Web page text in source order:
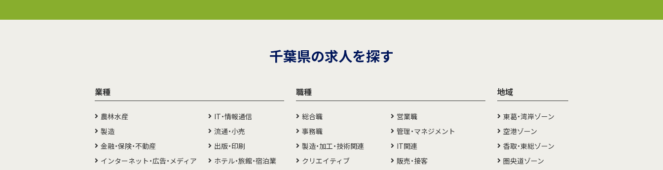
千葉県の求人を探す
業種
農林水産
IT・情報通信
製造
流通・小売
金融・保険・不動産
出版・印刷
インターネット・広告・メディア
ホテル・旅館・宿泊業
職種
総合職
営業職
事務職
管理・マネジメント
製造・加工・技術関連
IT関連
クリエイティブ
販売・接客
地域
東葛・湾岸ゾーン
空港ゾーン
香取・東総ゾーン
圏央道ゾーン